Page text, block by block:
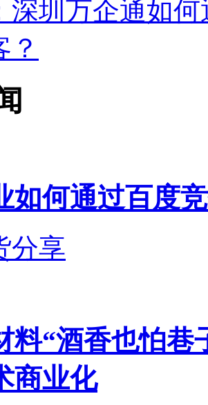
深圳万企通如何
？
如何通过百度
分享
料“酒香也怕巷
商业化